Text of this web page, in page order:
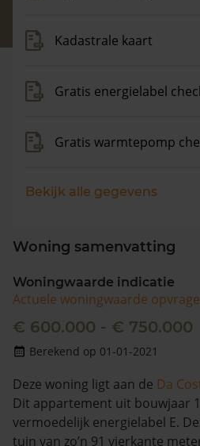
Kadastrale kaart
Gratis energielabel
Gratis warmtepomp
Bekijk alle gegevens
Woning samenvatting
Woningwaarde indicatie
Actuele woningwaarde
€ 600.000 - € 750.000
Berekend op 01-01-2021
Deze woning ligt aan de Da
Dit appartement uit bouwjaar
vermoedelijk energielabel E.
tuin van zo’n 91 vierkante